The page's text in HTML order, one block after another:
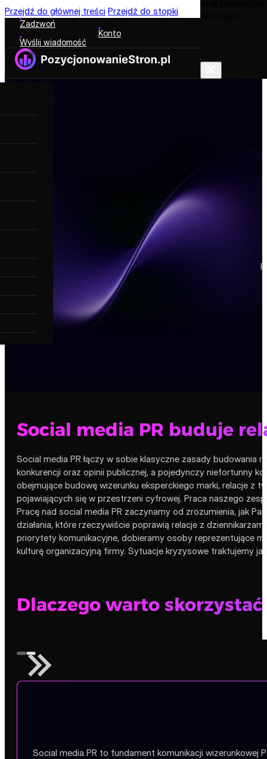
Przejdź do głównej treści Przejdź do stopki
Zadzwoń
Wyślij wiadomość
Konto
Social media PR buduje
Social media PR łączy w sobie klasyczne zasady budowania
konkurencji oraz opinii publicznej, a pojedynczy niefortunny
obejmujące budowę wizerunku eksperckiego marki, relacje z
pojawiających się w przestrzeni cyfrowej. Praca naszego
Pracę nad social media PR zaczynamy od zrozumienia, jak
działania, które rzeczywiście poprawią relacje z
priorytety komunikacyjne, dobieramy osoby reprezentujące
kulturę organizacyjną firmy. Sytuacje kryzysowe traktujemy
Dlaczego warto
Social media PR to fundament komunikacji wizerunkowej